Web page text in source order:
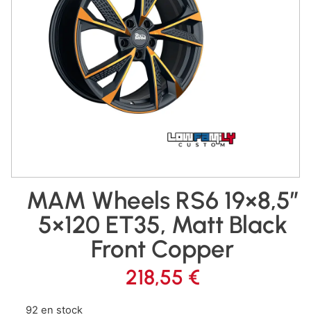
MAM Wheels RS6 19×8,5″
5×120 ET35, Matt Black
Front Copper
218,55 €
92 en stock